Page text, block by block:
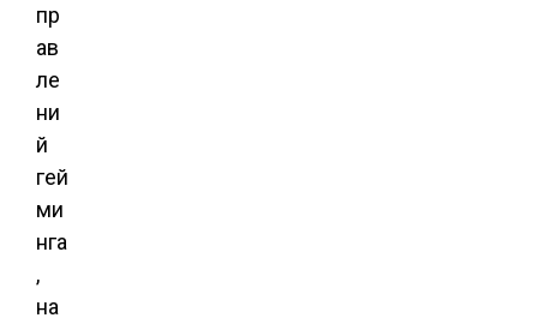
пр
ав
ле
ни
й
гей
ми
нга
,
на